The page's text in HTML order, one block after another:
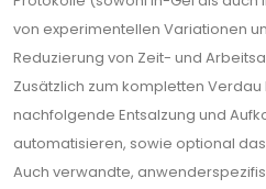
von experimentellen Variationen
Reduzierung von Zeit- und
Zusätzlich zum kompletten Verdau
nachfolgende Entsalzung und
automatisieren, sowie optional
Auch verwandte,